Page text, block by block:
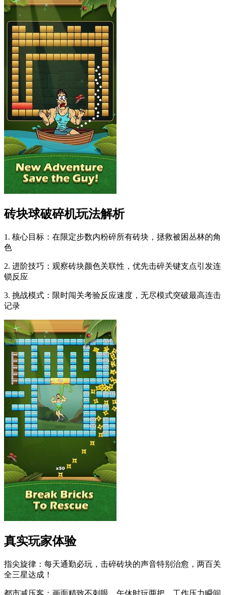
砖块球破碎机玩法解析
1. 核心目标：在限定步数内粉碎所有砖块，拯救被困丛林的角
色
2. 进阶技巧：观察砖块颜色关联性，优先击碎关键支点引发连
锁反应
3. 挑战模式：限时闯关考验反应速度，无尽模式突破最高连击
记录
真实玩家体验
指尖旋律：每天通勤必玩，击碎砖块的声音特别治愈，两百关
全三星达成！
都市减压客：画面精致不刺眼，午休时玩两把，工作压力瞬间